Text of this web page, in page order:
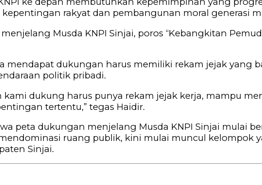
rakyat dan pembangunan moral generasi
Musda KNPI Sinjai, poros “Kebangkitan
mendapat dukungan harus memiliki rekam jejak yang
politik pribadi.
dukung harus punya rekam jejak kerja, mampu
tertentu,” tegas Haidir.
peta dukungan menjelang Musda KNPI Sinjai mulai
ruang publik, kini mulai muncul kelompok
Sinjai.